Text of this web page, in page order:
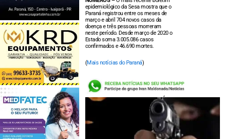
epidemiológico da Sesa mostra que o
Paraná registrou entre os meses de
março e abril 704 novos casos da
doença e três pessoas morreram
neste período. Desde março de 2020 o
Estado soma 3.005.086 casos
confirmados e 46.690 mortes.
(Mais notícias do Paraná)
LEIA TAMBÉM: